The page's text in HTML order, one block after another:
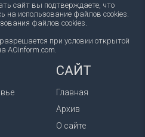
сайт вы подтверждаете, что
на использование файлов cookies.
файлов cookies.
при условии открытой
AOinform.com.
САЙТ
Главная
Архив
О сайте